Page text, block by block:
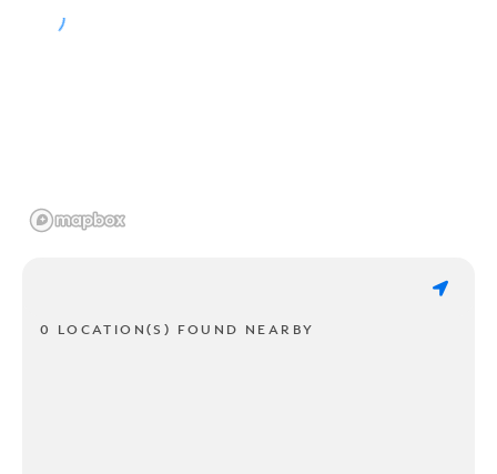
0 LOCATION(S) FOUND NEARBY